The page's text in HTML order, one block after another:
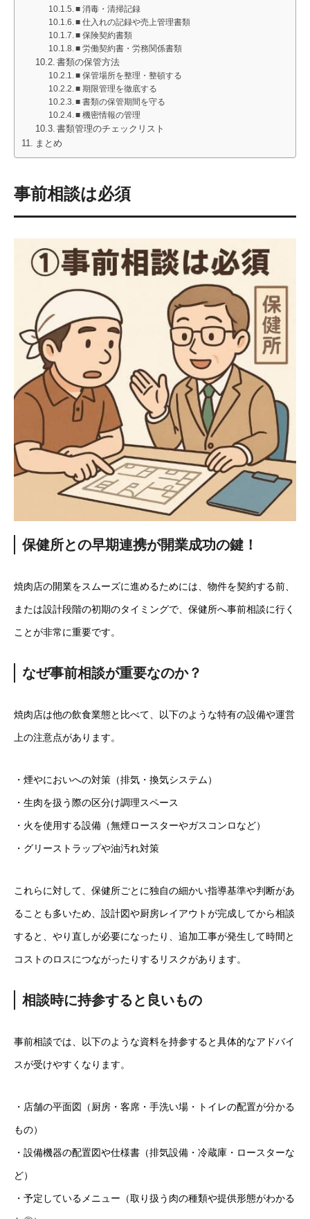
■ 消毒・清掃記録
■ 仕入れの記録や売上管理書類
■ 保険契約書類
■ 労働契約書・労務関係書類
書類の保管方法
■ 保管場所を整理・整頓する
■ 期限管理を徹底する
■ 書類の保管期間を守る
■ 機密情報の管理
書類管理のチェックリスト
まとめ
事前相談は必須
保健所との早期連携が開業成功の鍵！
焼肉店の開業をスムーズに進めるためには、物件を契約する前、
または設計段階の初期のタイミングで、保健所へ事前相談に行く
ことが非常に重要です。
なぜ事前相談が重要なのか？
焼肉店は他の飲食業態と比べて、以下のような特有の設備や運営
上の注意点があります。
・煙やにおいへの対策（排気・換気システム）
・生肉を扱う際の区分け調理スペース
・火を使用する設備（無煙ロースターやガスコンロなど）
・グリーストラップや油汚れ対策
これらに対して、保健所ごとに独自の細かい指導基準や判断があ
ることも多いため、設計図や厨房レイアウトが完成してから相談
すると、やり直しが必要になったり、追加工事が発生して時間と
コストのロスにつながったりするリスクがあります。
相談時に持参すると良いもの
事前相談では、以下のような資料を持参すると具体的なアドバイ
スが受けやすくなります。
・店舗の平面図（厨房・客席・手洗い場・トイレの配置が分かる
もの）
・設備機器の配置図や仕様書（排気設備・冷蔵庫・ロースターな
ど）
・予定しているメニュー（取り扱う肉の種類や提供形態がわかる